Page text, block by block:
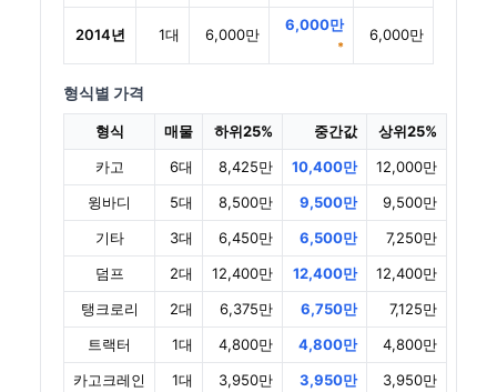
2014년 1대 6,000만
6,000만
*
6,000만
형식별 가격
형식 매물 하위25% 중간값
상위25%
카고
6대 8,425만 10,400만
12,000만
윙바디
5대 8,500만 9,500만
9,500만
기타
3대 6,450만 6,500만
7,250만
덤프
2대 12,400만 12,400만
12,400만
탱크로리
2대 6,375만 6,750만
7,125만
트랙터
1대 4,800만 4,800만
4,800만
카고크레인
1대 3,950만 3,950만 3,950만